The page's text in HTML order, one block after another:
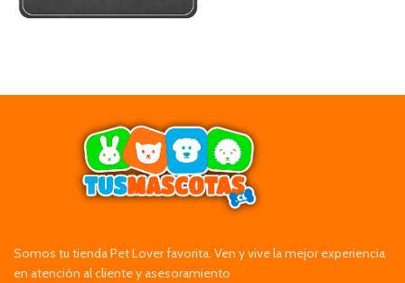
Somos tu tienda Pet Lover favorita. Ven y vive la mejor experiencia
en atención al cliente y asesoramiento